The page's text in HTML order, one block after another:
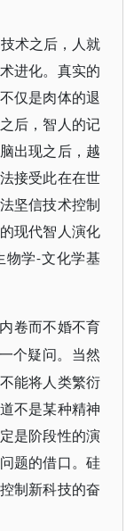
术之后，人就
进化。真实的
仅是肉体的退
后，智人的记
出现之后，越
接受此在在世
坚信技术控制
现代智人演化
物学-文化学基
卷而不婚不育
个疑问。当然
能将人类繁衍
不是某种精神
是阶段性的演
题的借口。硅
制新科技的奋